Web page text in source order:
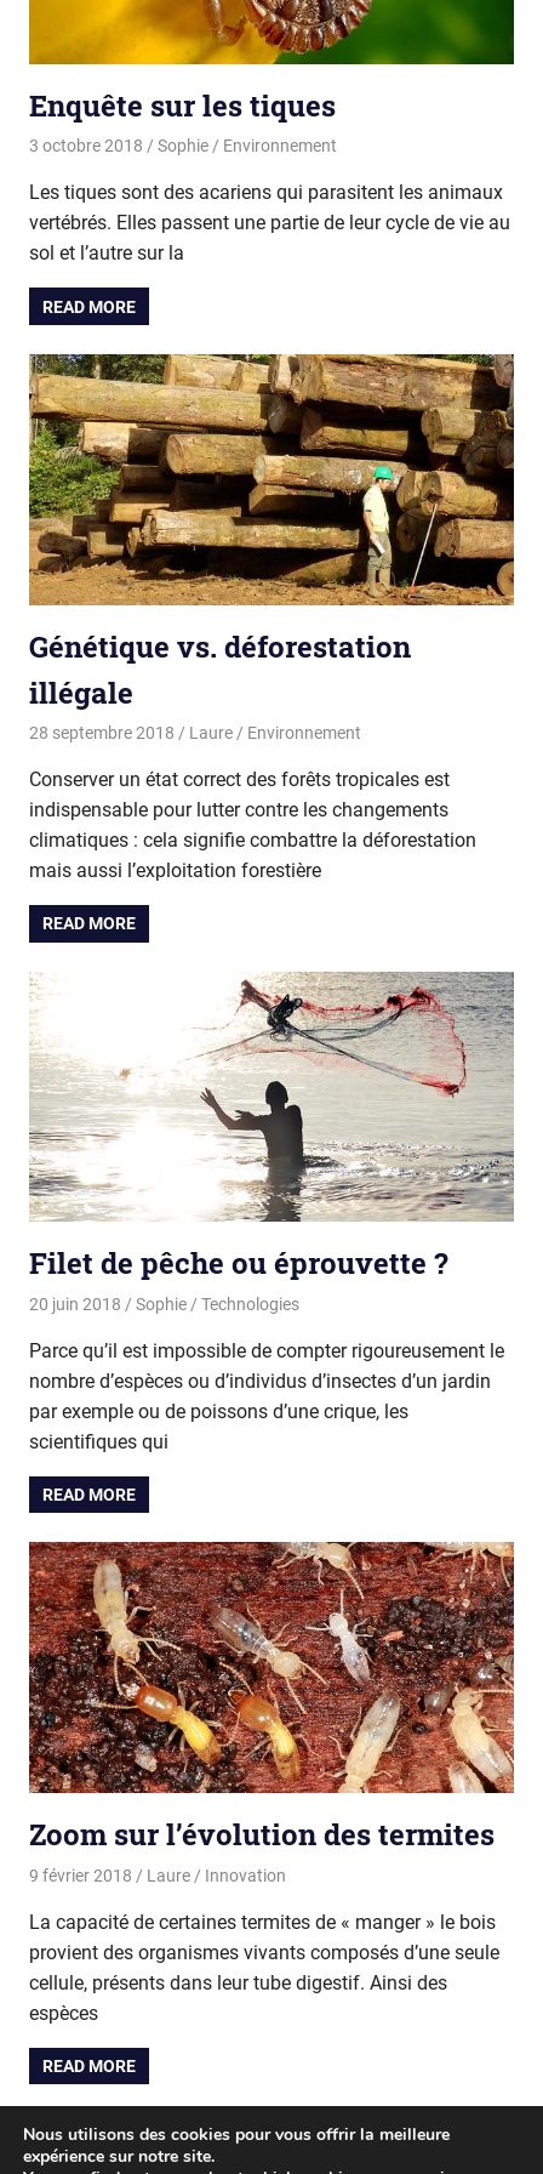
Enquête sur les tiques
3 octobre 2018 Sophie Environnement
Les tiques sont des acariens qui parasitent les animaux
vertébrés. Elles passent une partie de leur cycle de vie au
sol et l’autre sur la
READ MORE
Génétique vs. déforestation
illégale
28 septembre 2018 Laure Environnement
Conserver un état correct des forêts tropicales est
indispensable pour lutter contre les changements
climatiques : cela signifie combattre la déforestation
mais aussi l’exploitation forestière
READ MORE
Filet de pêche ou éprouvette ?
20 juin 2018 Sophie Technologies
Parce qu’il est impossible de compter rigoureusement le
nombre d’espèces ou d’individus d’insectes d’un jardin
par exemple ou de poissons d’une crique, les
scientifiques qui
READ MORE
Zoom sur l’évolution des termites
9 février 2018 Laure Innovation
La capacité de certaines termites de « manger » le bois
provient des organismes vivants composés d’une seule
cellule, présents dans leur tube digestif. Ainsi des
espèces
READ MORE
Pagination
«Previous
Posts
1 2
Nous utilisons des cookies pour vous offrir la meilleure
expérience sur notre site.